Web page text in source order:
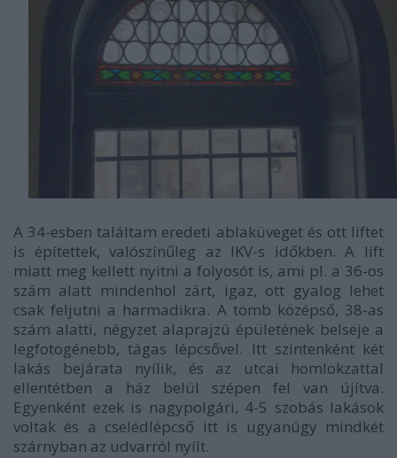
A 34-esben találtam eredeti ablaküveget és ott liftet
is építettek, valószínűleg az IKV-s időkben. A lift
miatt meg kellett nyitni a folyosót is, ami pl. a 36-os
szám alatt mindenhol zárt, igaz, ott gyalog lehet
csak feljutni a harmadikra. A tömb középső, 38-as
szám alatti, négyzet alaprajzú épületének belseje a
legfotogénebb, tágas lépcsővel. Itt szintenként két
lakás bejárata nyílik, és az utcai homlokzattal
ellentétben a ház belül szépen fel van újítva.
Egyenként ezek is nagypolgári, 4-5 szobás lakások
voltak és a cselédlépcső itt is ugyanúgy mindkét
szárnyban az udvarról nyílt.